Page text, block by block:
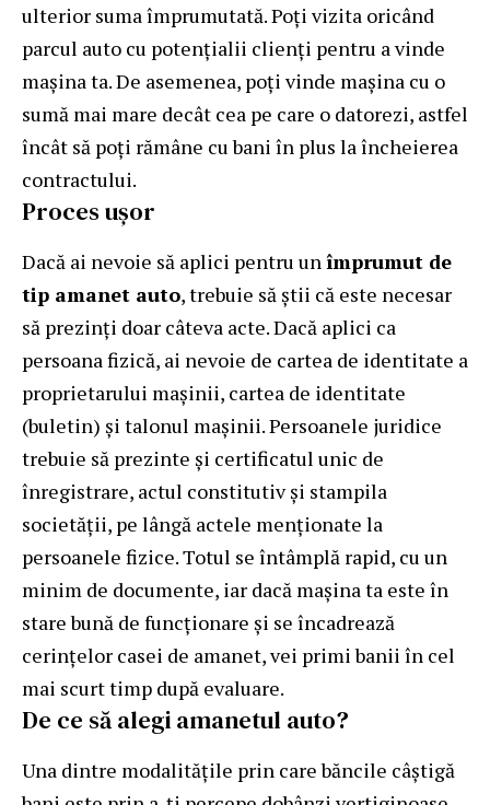
ulterior suma împrumutată. Poţi vizita oricând
parcul auto cu potenţialii clienţi pentru a vinde
maşina ta. De asemenea, poţi vinde maşina cu o
sumă mai mare decât cea pe care o datorezi, astfel
încât să poţi rămâne cu bani în plus la încheierea
contractului.
Proces uşor
Dacă ai nevoie să aplici pentru unîmprumut de
tip amanet auto, trebuie să ştii că este necesar
să prezinţi doar câteva acte. Dacă aplici ca
persoana fizică, ai nevoie de cartea de identitate a
proprietarului maşinii, cartea de identitate
(buletin) şi talonul maşinii. Persoanele juridice
trebuie să prezinte şi certificatul unic de
înregistrare, actul constitutiv şi stampila
societăţii, pe lângă actele menţionate la
persoanele fizice. Totul se întâmplă rapid, cu un
minim de documente, iar dacă maşina ta este în
stare bună de funcţionare şi se încadrează
cerinţelor casei de amanet, vei primi banii în cel
mai scurt timp după evaluare.
De ce să alegi amanetul auto?
Una dintre modalitățile prin care băncile câștigă